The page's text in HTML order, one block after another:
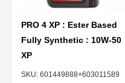
601449888+603011589
PRO 4 XP : Ester Based
Fully Synthetic : 10W-50
XP